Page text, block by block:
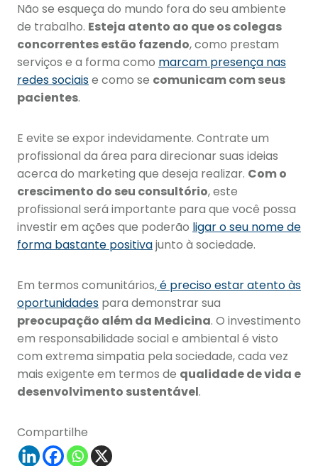
Não se esqueça do mundo fora do seu ambiente
de trabalho. Esteja atento ao que os colegas
concorrentes estão fazendo, como prestam
serviços e a forma como marcam presença nas
redes sociaise como se comunicam com seus
pacientes.
E evite se expor indevidamente. Contrate um
profissional da área para direcionar suas ideias
acerca do marketing que deseja realizar. Com o
crescimento do seu consultório, este
profissional será importante para que você possa
investir em ações que poderão ligar o seu nome de
forma bastante positivajunto à sociedade.
Em termos comunitários,é preciso estar atento às
oportunidades para demonstrar sua
preocupação além da Medicina. O investimento
em responsabilidade social e ambiental é visto
com extrema simpatia pela sociedade, cada vez
mais exigente em termos de qualidade de vida e
desenvolvimento sustentável.
Compartilhe